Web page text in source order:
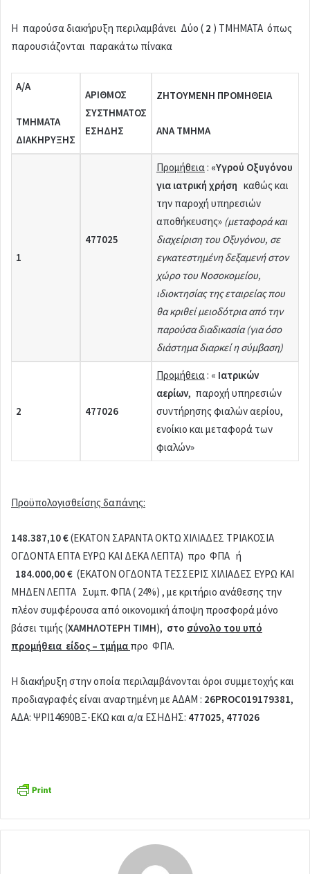
Η παρούσα διακήρυξη περιλαμβάνει Δύο ( 2 ) ΤΜΗΜΑΤΑ όπως
παρουσιάζονται παρακάτω πίνακα
Α/Α
ΤΜΗΜΑΤΑ
ΔΙΑΚΗΡΥΞΗΣ
ΑΡΙΘΜΟΣ
ΣΥΣΤΗΜΑΤΟΣ
ΕΣΗΔΗΣ
ΖΗΤΟΥΜΕΝH ΠΡΟΜΗΘΕΙΑ
ΑΝΑ ΤΜΗΜΑ
1
477025
Προμήθεια : «Υγρού Οξυγόνου
για ιατρική χρήση καθώς και
την παροχή υπηρεσιών
αποθήκευσης» (μεταφορά και
διαχείριση του Οξυγόνου, σε
εγκατεστημένη δεξαμενή στον
χώρο του Νοσοκομείου,
ιδιοκτησίας της εταιρείας που
θα κριθεί μειοδότρια από την
παρούσα διαδικασία (για όσο
διάστημα διαρκεί η σύμβαση)
2 477026
Προμήθεια : « Ιατρικών
αερίων, παροχή υπηρεσιών
συντήρησης φιαλών αερίου,
ενοίκιο και μεταφορά των
φιαλών»
Προϋπολογισθείσης δαπάνης:
148.387,10 €(ΕΚΑΤΟΝ ΣΑΡΑΝΤΑ ΟΚΤΩ ΧΙΛΙΑΔΕΣ ΤΡΙΑΚΟΣΙΑ
ΟΓΔΟΝΤΑ ΕΠΤΑ ΕΥΡΩ ΚΑΙ ΔΕΚΑ ΛΕΠΤΑ) προ ΦΠΑ ή
184.000,00 € (ΕΚΑΤΟΝ ΟΓΔΟΝΤΑ ΤΕΣΣΕΡΙΣ ΧΙΛΙΑΔΕΣ ΕΥΡΩ ΚΑΙ
ΜΗΔΕΝ ΛΕΠΤΑ Συμπ. ΦΠΑ ( 24%) , με κριτήριο ανάθεσης την
πλέον συμφέρουσα από οικονομική άποψη προσφορά μόνο
βάσει τιμής (ΧΑΜΗΛΟΤΕΡΗ ΤΙΜΗ), στο σύνολο του υπό
προμήθεια είδος – τμήμα προ ΦΠΑ.
Η διακήρυξη στην οποία περιλαμβάνονται όροι συμμετοχής και
προδιαγραφές είναι αναρτημένη με ΑΔΑΜ : 26PROC019179381,
ΑΔΑ: ΨΡΙ14690ΒΞ-ΕΚΩ και α/α ΕΣΗΔΗΣ: 477025, 477026